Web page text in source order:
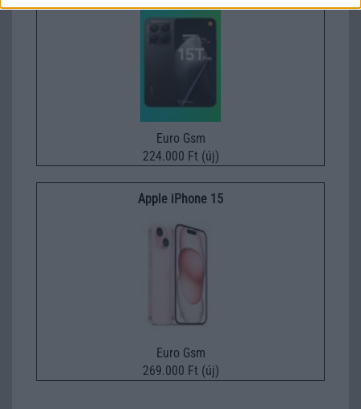
Euro Gsm
224.000 Ft (új)
Apple iPhone 15
Euro Gsm
269.000 Ft (új)